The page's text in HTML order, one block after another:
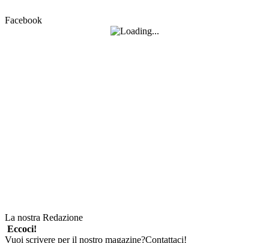
Facebook
La nostra Redazione
Eccoci!
Vuoi scrivere per il nostro magazine?Contattaci!